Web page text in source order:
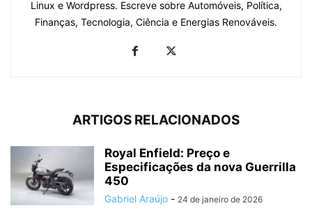
Linux e Wordpress. Escreve sobre Automóveis, Política,
Finanças, Tecnologia, Ciência e Energias Renováveis.
ARTIGOS RELACIONADOS
Royal Enfield: Preço e
Especificações da nova Guerrilla
450
Gabriel Araújo - 24 de janeiro de 2026